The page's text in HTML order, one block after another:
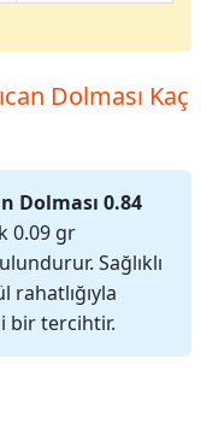
Dolması Kaç
Dolması 0.84
0.09 gr
Sağlıklı
rahatlığıyla
bir tercihtir.